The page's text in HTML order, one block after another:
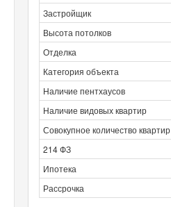
Застройщик
Высота потолков
Отделка
Категория объекта
Наличие пентхаусов
Наличие видовых квартир
Совокупное количество квартир
214 ФЗ
Ипотека
Рассрочка